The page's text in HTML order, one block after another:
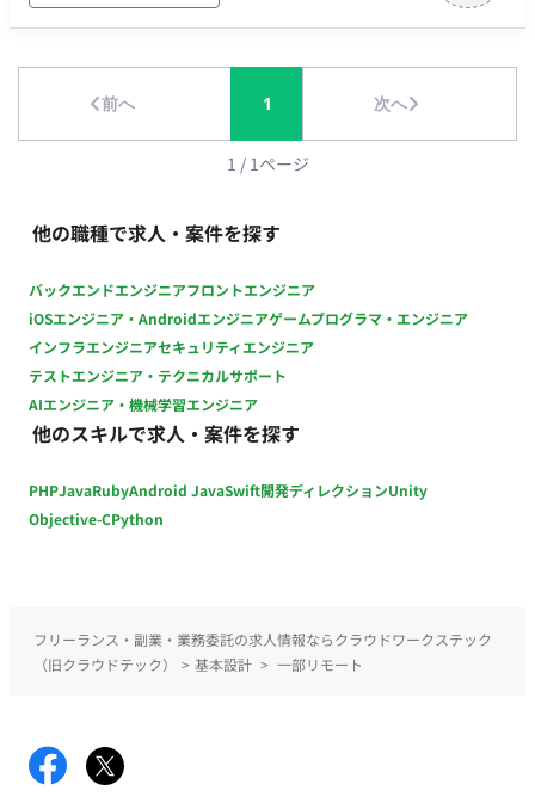
前へ 1 次へ
1 / 1ページ
他の職種で求人・案件を探す
バックエンドエンジニアフロントエンジニア
iOSエンジニア・Androidエンジニアゲームプログラマ・エンジニア
インフラエンジニアセキュリティエンジニア
テストエンジニア・テクニカルサポート
AIエンジニア・機械学習エンジニア
他のスキルで求人・案件を探す
PHPJavaRubyAndroid JavaSwift開発ディレクションUnity
Objective-CPython
フリーランス・副業・業務委託の求人情報ならクラウドワークステック
（旧クラウドテック）
> 基本設計 > 一部リモート